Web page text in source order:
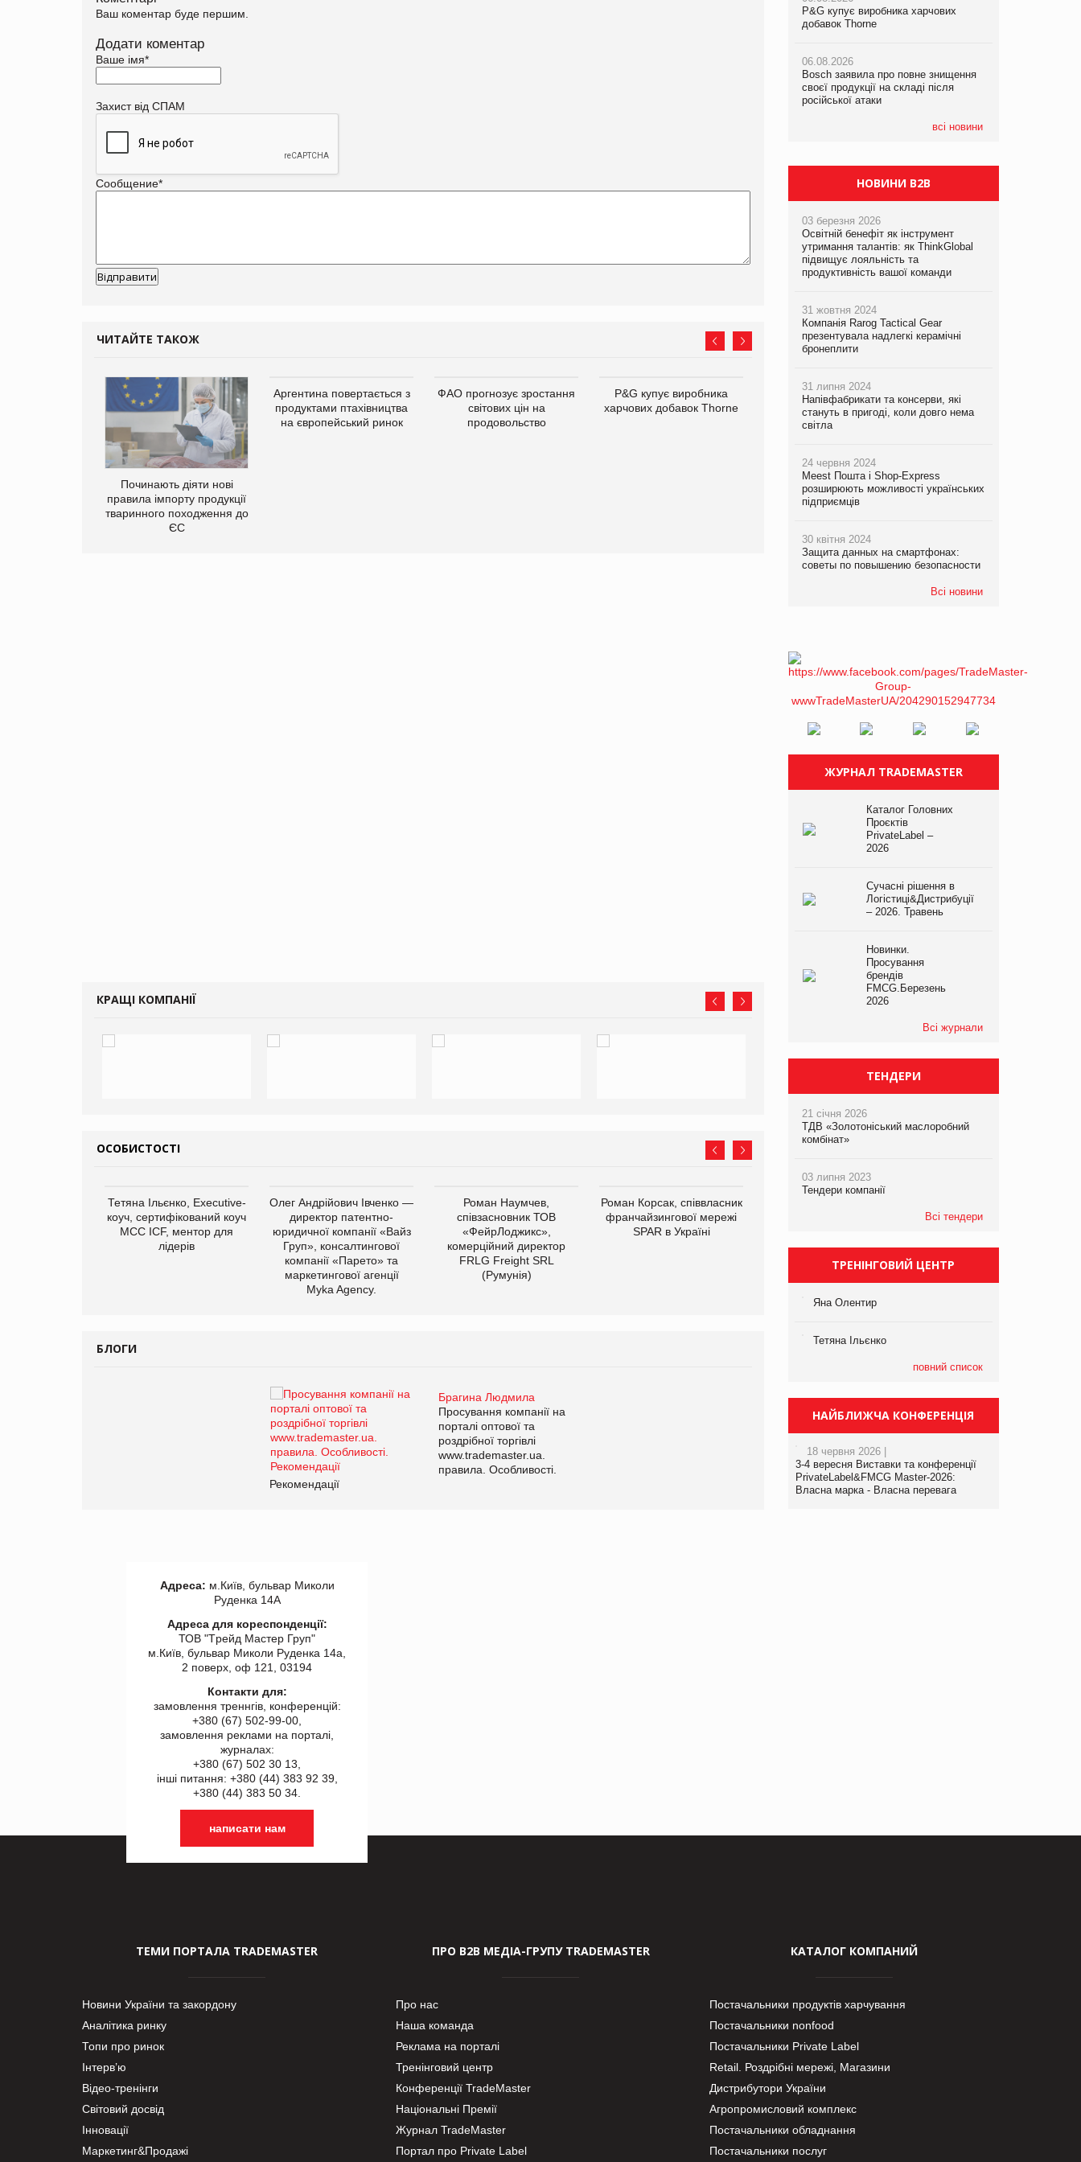
Ваш коментар буде першим.
Додати коментар
Ваше імя*
Захист від СПАМ
Сообщение*
ЧИТАЙТЕ ТАКОЖ
Починають діяти нові
правила імпорту продукції
тваринного походження до
ЄС
Аргентина повертається з
продуктами птахівництва
на європейський ринок
ФАО прогнозує зростання
світових цін на
продовольство
P&G купує виробника
харчових добавок Thorne
Bosch заявила про повне
знищення своєї продукції
на складі після російської
Смачна новинка для
хвостатих: у VARUS
КРАЩІ КОМПАНІЇ
ОСОБИСТОСТІ
Тетяна Ільєнко, Executive-
коуч, сертифікований коуч
МСС ICF, ментор для
лідерів
Олег Андрійович Івченко —
директор патентно-
юридичної компанії «Вайз
Груп», консалтингової
компанії «Парето» та
маркетингової агенції
Myka Agency.
Роман Наумчев,
співзасновник ТОВ
«ФейрЛоджикс»,
комерційний директор
FRLG Freight SRL
(Румунія)
Роман Корсак, співвласник
франчайзингової мережі
SPAR в Україні
виробництва
компанії «УкраМарин»
БЛОГИ
Брагина Людмила
Просування компанії на
порталі оптової та
роздрібної торгівлі
www.trademaster.ua.
правила. Особливості.
Рекомендації
Брагина Людмила
Просування компанії на
www.trademaster.ua.
правила. Особливості.
P&G купує виробника харчових
добавок Thorne
06.08.2026
Bosch заявила про повне знищення
своєї продукції на складі після
російської атаки
всі новини
у VARUS з’явилися новинки від ТМ
ТОКЕРИ
Сергій Лісунов про заморожені
P&G купує виробника харчових
добавок Thorne
06.08.2026
Bosch заявила про повне знищення
своєї продукції на складі після
російської атаки
НОВИНИ B2B
03 березня 2026
Освітній бенефіт як інструмент
утримання талантів: як ThinkGlobal
підвищує лояльність та
продуктивність вашої команди
31 жовтня 2024
Компанія Rarog Tactical Gear
презентувала надлегкі керамічні
бронеплити
31 липня 2024
Напівфабрикати та консерви, які
стануть в пригоді, коли довго нема
світла
24 червня 2024
Meest Пошта і Shop-Express
розширюють можливості українських
підприємців
30 квітня 2024
Защита данных на смартфонах:
советы по повышению безопасности
Всі новини
ЖУРНАЛ TRADEMASTER
Каталог Головних
Проєктів
PrivateLabel –
2026
Сучасні рішення в
Логістиці&Дистрибуції
– 2026. Травень
Новинки.
Просування
брендів
FMCG.Березень
2026
Всі журнали
ТЕНДЕРИ
21 січня 2026
ТДВ «Золотоніський маслоробний
комбінат»
03 липня 2023
Тендери компанії
Всі тендери
ТРЕНІНГОВИЙ ЦЕНТР
Яна Олентир
Тетяна Ільєнко
повний список
НАЙБЛИЖЧА КОНФЕРЕНЦІЯ
18 червня 2026 |
3-4 вересня Виставки та конференції
PrivateLabel&FMCG Master-2026:
Власна марка - Власна перевага
Адреса: м.Київ, бульвар Миколи
Руденка 14А
Адреса для кореспонденції:
ТОВ "Tрейд Мастер Груп"
м.Київ, бульвар Миколи Руденка 14а,
2 поверх, оф 121, 03194
Контакти для:
замовлення треннгів, конференцій:
+380 (67) 502-99-00,
замовлення реклами на порталі,
журналах:
+380 (67) 502 30 13,
інші питання: +380 (44) 383 92 39,
+380 (44) 383 50 34.
написати нам
ТЕМИ ПОРТАЛА TRADEMASTER
Новини України та закордону
Аналітика ринку
Топи про ринок
Інтерв’ю
Відео-тренінги
Світовий досвід
Інновації
Маркетинг&Продажі
ПРО В2В МЕДІА-ГРУПУ TRADEMASTER
Про нас
Наша команда
Реклама на порталі
Тренінговий центр
Конференції TradeMaster
Національні Премії
Журнал TradeMaster
Портал про Private Label
КАТАЛОГ КОМПАНИЙ
Постачальники продуктів харчування
Постачальники nonfood
Постачальники Private Label
Retail. Роздрібні мережі, Магазини
Дистрибутори України
Агропромисловий комплекс
Постачальники обладнання
Постачальники послуг